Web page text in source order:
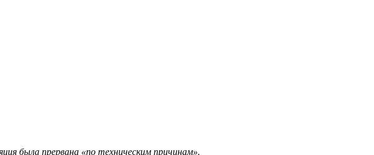
была прервана «по техническим причинам».